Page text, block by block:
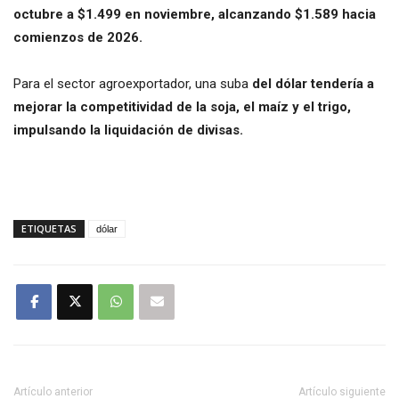
octubre a $1.499 en noviembre, alcanzando $1.589 hacia
comienzos de 2026.
Para el sector agroexportador, una suba del dólar tendería a
mejorar la competitividad de la soja, el maíz y el trigo,
impulsando la liquidación de divisas.
ETIQUETAS dólar
Artículo anterior Artículo siguiente